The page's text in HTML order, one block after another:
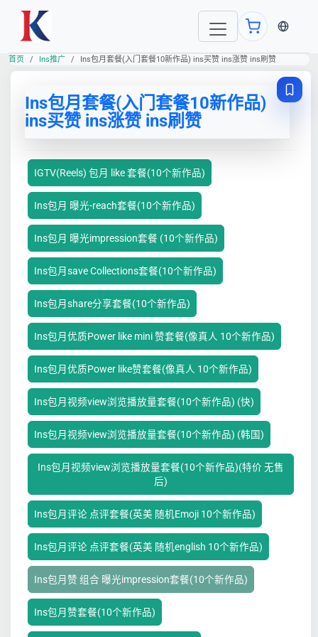
当前语
首页 Ins推广 Ins包月套餐(入门套餐10新作品) ins买赞 ins涨赞 ins刷赞
Ins包月套餐(入门套餐10新作品)
ins买赞 ins涨赞 ins刷赞
IGTV(Reels) 包月 like 套餐(10个新作品)
Ins包月 曝光-reach套餐(10个新作品)
Ins包月 曝光impression套餐 (10个新作品)
Ins包月save Collections套餐(10个新作品)
Ins包月share分享套餐(10个新作品)
Ins包月优质Power like mini 赞套餐(像真人 10个新作品)
Ins包月优质Power like赞套餐(像真人 10个新作品)
Ins包月视频view浏览播放量套餐(10个新作品) (快)
Ins包月视频view浏览播放量套餐(10个新作品) (韩国)
Ins包月视频view浏览播放量套餐(10个新作品)(特价 无售
后)
Ins包月评论 点评套餐(英美 随机Emoji 10个新作品)
Ins包月评论 点评套餐(英美 随机english 10个新作品)
Ins包月赞 组合 曝光impression套餐(10个新作品)
Ins包月赞套餐(10个新作品)